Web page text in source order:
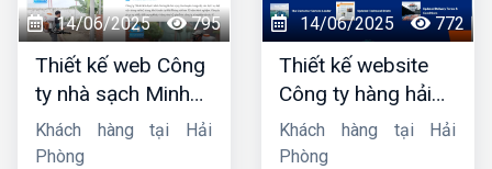
14/06/2025 795
Thiết kế web Công
ty nhà sạch Minh
Dương
Khách hàng tại Hải
Phòng
14/06/2025 772
Thiết kế website
Công ty hàng hải
liên minh
Khách hàng tại Hải
Phòng